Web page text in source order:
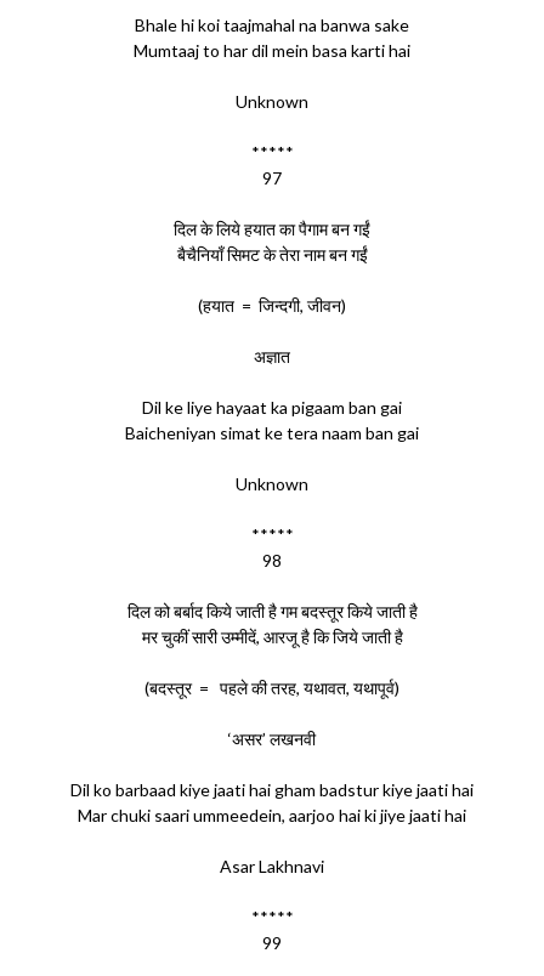
Bhale hi koi taajmahal na banwa sake
Mumtaaj to har dil mein basa karti hai
Unknown
*****
97
दिल के लिये हयात का पैगाम बन गईं
बैचैनियाँ सिमट के तेरा नाम बन गईं
(हयात = जिन्दगी, जीवन)
अज्ञात
Dil ke liye hayaat ka pigaam ban gai
Baicheniyan simat ke tera naam ban gai
Unknown
*****
98
दिल को बर्बाद किये जाती है गम बदस्तूर किये जाती है
मर चुकीं सारी उम्मीदें, आरजू है कि जिये जाती है
(बदस्तूर = पहले की तरह, यथावत, यथापूर्व)
‘असर’ लखनवी
Dil ko barbaad kiye jaati hai gham badstur kiye jaati hai
Mar chuki saari ummeedein, aarjoo hai ki jiye jaati hai
Asar Lakhnavi
*****
99